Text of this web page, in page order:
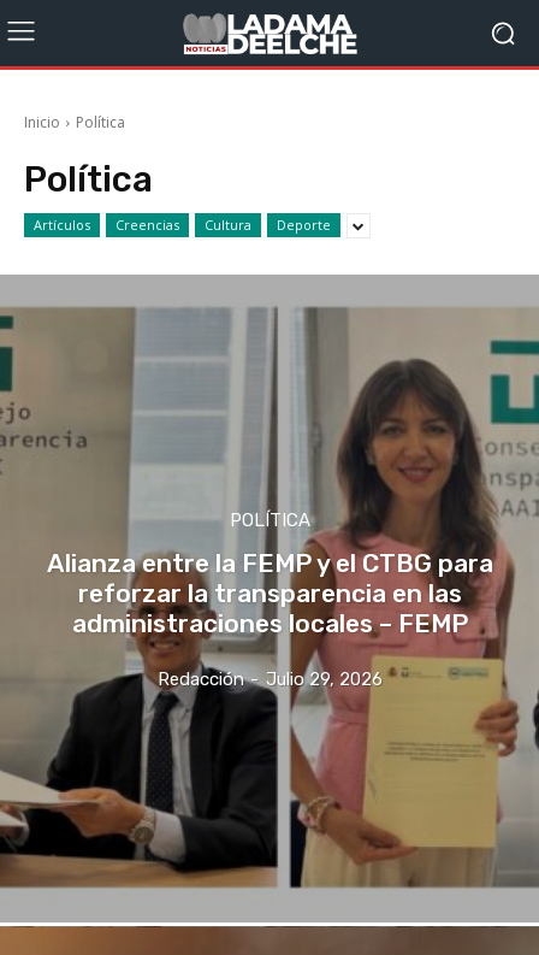
Inicio Política
Política
Artículos Creencias Cultura Deporte
POLÍTICA
Alianza entre la FEMP y el CTBG para
reforzar la transparencia en las
administraciones locales – FEMP
Redacción - Julio 29, 2026